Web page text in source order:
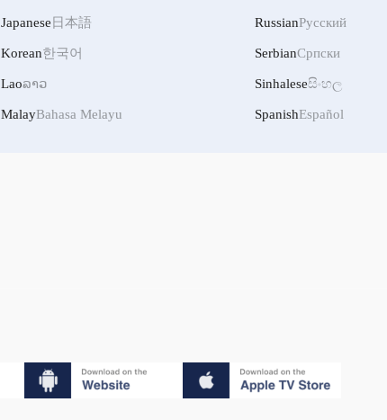
Japanese 日本語
Korean한국어
Laoລາວ
MalayBahasa Melayu
RussianРусский
SerbianСрпски
Sinhaleseසිංහල
SpanishEspañol